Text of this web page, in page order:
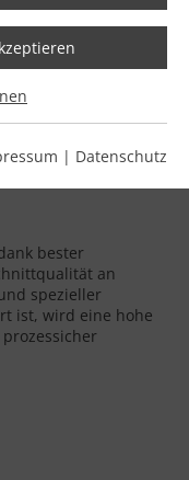
bester
an
spezieller
ist, wird eine hohe
| Datenschutz